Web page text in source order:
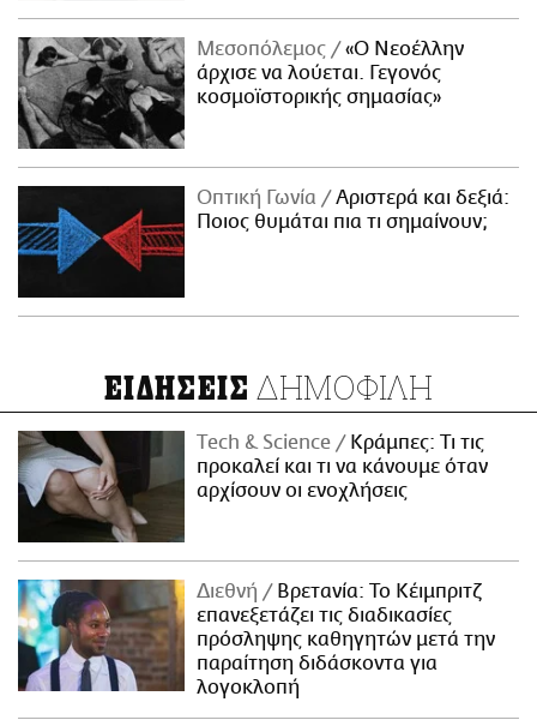
Μεσοπόλεμος
«Ο Νεοέλλην
άρχισε να λούεται. Γεγονός
κοσμοϊστορικής σημασίας»
Οπτική Γωνία
Αριστερά και δεξιά:
Ποιος θυμάται πια τι σημαίνουν;
ΕΙΔΗΣΕΙΣ ΔΗΜΟΦΙΛΗ
Τech & Science
Κράμπες: Τι τις
προκαλεί και τι να κάνουμε όταν
αρχίσουν οι ενοχλήσεις
Διεθνή
Βρετανία: Το Κέιμπριτζ
επανεξετάζει τις διαδικασίες
πρόσληψης καθηγητών μετά την
παραίτηση διδάσκοντα για
λογοκλοπή